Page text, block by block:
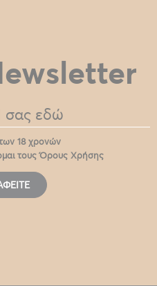
18 χρονών
τουςΌρους Χρήσης